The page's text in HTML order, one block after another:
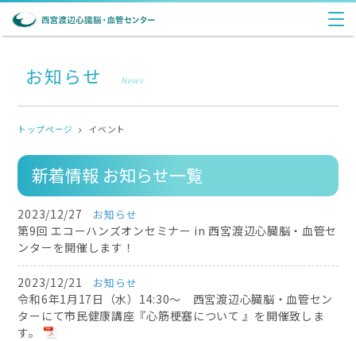
お知らせ News
トップページ イベント
新着情報 お知らせ一覧
2023/12/27 お知らせ
第9回 エコーハンズオンセミナー in 西宮渡辺心臓脳・血管セ
ンターを開催します！
2023/12/21 お知らせ
令和6年1月17日（水）14:30～ 西宮渡辺心臓脳・血管セン
ターにて市民健康講座『心筋梗塞について 』を開催致しま
す。